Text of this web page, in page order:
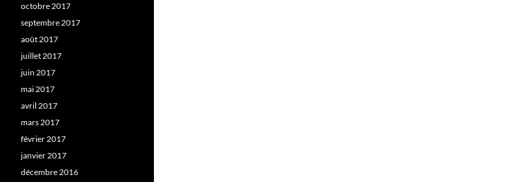
octobre 2017
septembre 2017
août 2017
juillet 2017
juin 2017
mai 2017
avril 2017
mars 2017
février 2017
janvier 2017
décembre 2016